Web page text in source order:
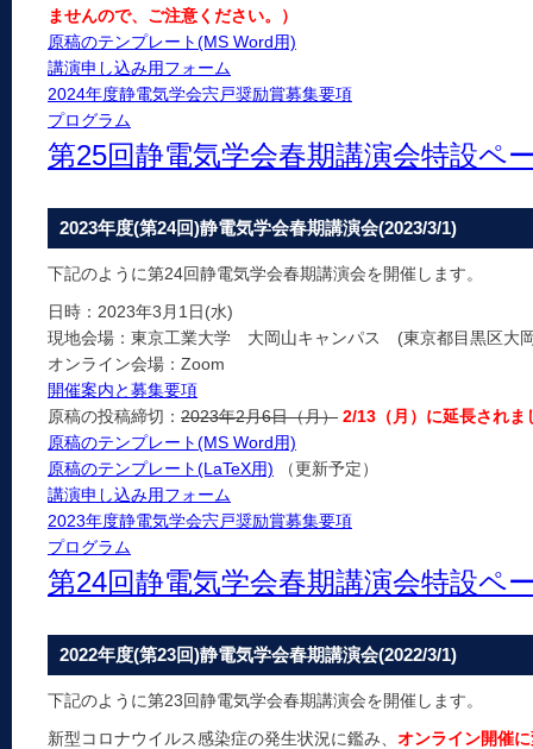
ませんので、ご注意ください。）
原稿のテンプレート(MS Word用)
講演申し込み用フォーム
2024年度静電気学会宍戸奨励賞募集要項
プログラム
第25回静電気学会春期講演会特設ペ
2023年度(第24回)静電気学会春期講演会(2023/3/1)
下記のように第24回静電気学会春期講演会を開催します。
日時：2023年3月1日(水)
現地会場：東京工業大学 大岡山キャンパス (東京都目黒区大
オンライン会場：Zoom
開催案内と募集要項
原稿の投稿締切： 2023年2月6日（月） 2/13（月）に延長されま
原稿のテンプレート(MS Word用)
原稿のテンプレート(LaTeX用) （更新予定）
講演申し込み用フォーム
2023年度静電気学会宍戸奨励賞募集要項
プログラム
第24回静電気学会春期講演会特設ペ
2022年度(第23回)静電気学会春期講演会(2022/3/1)
下記のように第23回静電気学会春期講演会を開催します。
新型コロナウイルス感染症の発生状況に鑑み、 オンライン開催